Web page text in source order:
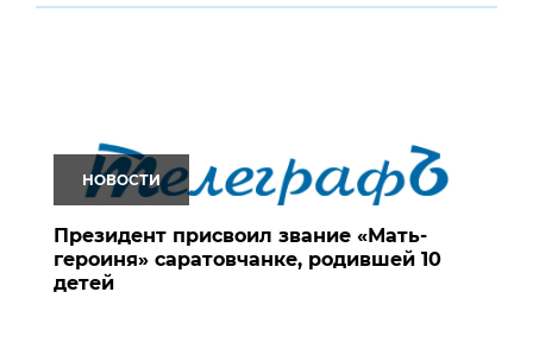
НОВОСТИ
Президент присвоил звание «Мать-
героиня» саратовчанке, родившей 10
детей